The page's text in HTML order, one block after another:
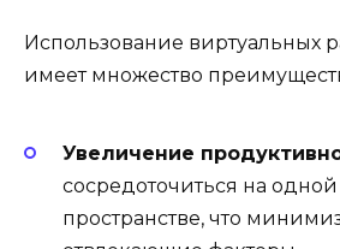
Использование виртуальных
имеет множество
Увеличение
сосредоточиться на
пространстве, что